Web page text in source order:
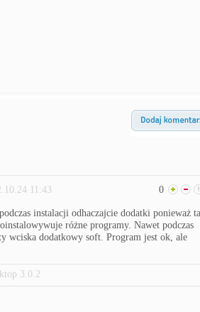
11:43 0
instalacji odhaczajcie dodatki ponieważ ta
różne programy. Nawet podczas
wciska dodatkowy soft. Program jest ok, ale
3.0.2